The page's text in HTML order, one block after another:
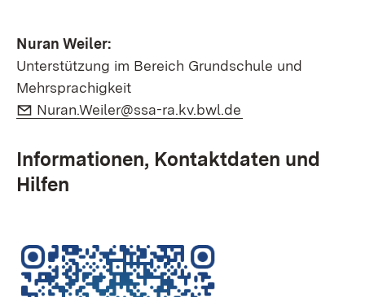
Nuran Weiler:
Unterstützung im Bereich Grundschule und
Mehrsprachigkeit
E-Mail:
Nuran.Weiler@ssa-ra.kv.bwl.de
Informationen, Kontaktdaten und
Hilfen